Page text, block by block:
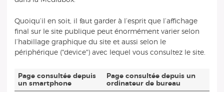
Quoiqu’il en soit, il faut garder à l’esprit que l’affichage
final sur le site publique peut énormément varier selon
l’habillage graphique du site et aussi selon le
périphérique ("device") avec lequel vous consultez le site.
Page consultée depuis
un smartphone
Page consultée depuis un
ordinateur de bureau